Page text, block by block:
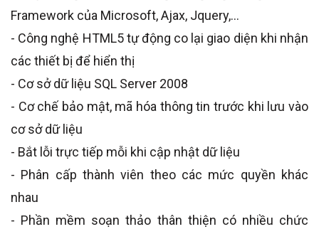
Framework của Microsoft, Ajax, Jquery,…
- Công nghệ HTML5 tự động co lại giao diện khi nhận
các thiết bị để hiển thị
- Cơ sở dữ liệu SQL Server 2008
- Cơ chế bảo mật, mã hóa thông tin trước khi lưu vào
cơ sở dữ liệu
- Bắt lỗi trực tiếp mỗi khi cập nhật dữ liệu
- Phân cấp thành viên theo các mức quyền khác
nhau
- Phần mềm soạn thảo thân thiện có nhiều chức